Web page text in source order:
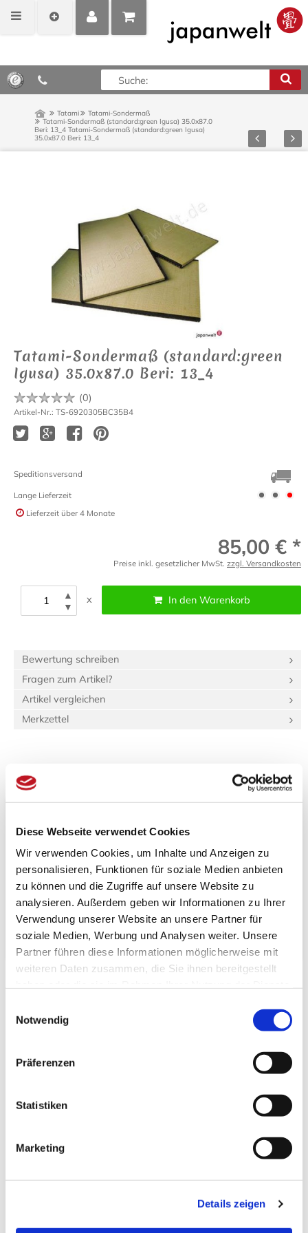
Diese Webseite verwendet Cookies
Wir verwenden Cookies, um Inhalte und Anzeigen zu
personalisieren, Funktionen für soziale Medien anbieten
zu können und die Zugriffe auf unsere Website zu
analysieren. Außerdem geben wir Informationen zu Ihrer
Verwendung unserer Website an unsere Partner für
soziale Medien, Werbung und Analysen weiter. Unsere
Partner führen diese Informationen möglicherweise mit
weiteren Daten zusammen, die Sie ihnen bereitgestellt
Notwendig
Präferenzen
Statistiken
Marketing
Details zeigen
MEIN
POSITIONEN
ANZEIGEN
0,00 €*
Tatami
Tatami-Sondermaß
Tatami-Sondermaß (standard:green Igusa) 35.0x87.0
Beri: 13_4 Tatami-Sondermaß (standard:green Igusa)
35.0x87.0 Beri: 13_4
Zurück Vor
Tatami-Sondermaß (standard:green
Igusa) 35.0x87.0 Beri: 13_4
(0)
Artikel-Nr.: TS-6920305BC35B4
Speditionsversand
Lange Lieferzeit
Lieferzeit über 4 Monate
85,00 € *
Preise inkl. gesetzlicher MwSt. zzgl. Versandkosten
▲
▼
x In den Warenkorb
Bewertung schreiben
Fragen zum Artikel?
Artikel vergleichen
Merkzettel
Beschreibung
(standard:green Igusa) 35.0x87.0 Beri: 13_4"
Spezifikationen
Länge:
90 cm
Gewicht:
4,568 kg
Verpackungs­volumen:
16,7 dm³
Tatami-Sondermaß